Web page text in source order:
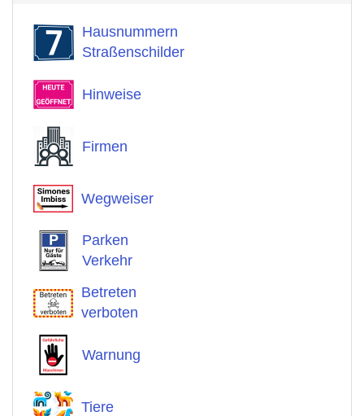
Hausnummern
Straßenschilder
Hinweise
Firmen
Wegweiser
Parken
Verkehr
Betreten
verboten
Warnung
Tiere